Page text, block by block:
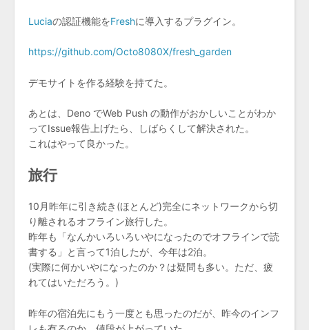
Luciaの認証機能をFreshに導入するプラグイン。
https://github.com/Octo8080X/fresh_garden
デモサイトを作る経験を持てた。
あとは、Deno でWeb Push の動作がおかしいことがわか
ってIssue報告上げたら、しばらくして解決された。
これはやって良かった。
旅行
10月昨年に引き続き(ほとんど)完全にネットワークから切
り離されるオフライン旅行した。
昨年も「なんかいろいろいやになったのでオフラインで読
書する」と言って1泊したが、今年は2泊。
(実際に何かいやになったのか？は疑問も多い。ただ、疲
れてはいただろう。)
昨年の宿泊先にもう一度とも思ったのだが、昨今のインフ